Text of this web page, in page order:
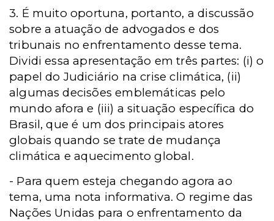
3. É muito oportuna, portanto, a discussão
sobre a atuação de advogados e dos
tribunais no enfrentamento desse tema.
Dividi essa apresentação em três partes: (i) o
papel do Judiciário na crise climática, (ii)
algumas decisões emblemáticas pelo
mundo afora e (iii) a situação específica do
Brasil, que é um dos principais atores
globais quando se trate de mudança
climática e aquecimento global.
- Para quem esteja chegando agora ao
tema, uma nota informativa. O regime das
Nações Unidas para o enfrentamento da